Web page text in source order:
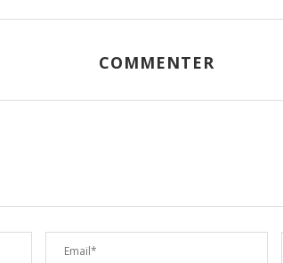
COMMENTER